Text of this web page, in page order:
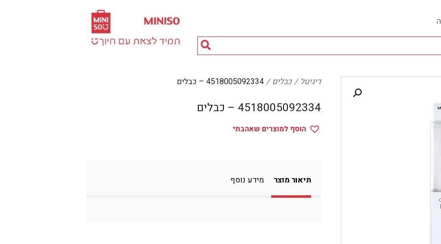
חיפוש
מוצרים...
דיגיטל כבלים 4518005092334 – כבלים
4518005092334 – כבלים
הוסף למוצרים שאהבתי
תיאור מוצר מידע נוסף